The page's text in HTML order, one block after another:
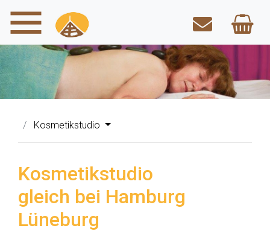
Kosmetikstudio
Kosmetikstudio
gleich bei Hamburg
Lüneburg